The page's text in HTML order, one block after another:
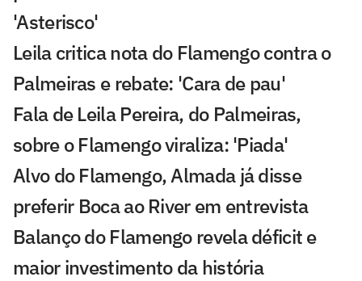
'Asterisco'
Leila critica nota do Flamengo contra o
Palmeiras e rebate: 'Cara de pau'
Fala de Leila Pereira, do Palmeiras,
sobre o Flamengo viraliza: 'Piada'
Alvo do Flamengo, Almada já disse
preferir Boca ao River em entrevista
Balanço do Flamengo revela déficit e
maior investimento da história